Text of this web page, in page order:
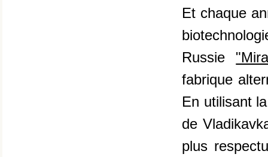
Et chaque
Russie
fabrique
En utilisant
de
plus